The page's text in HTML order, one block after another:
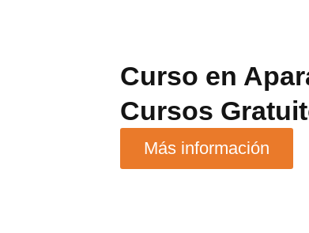
Curso en
Cursos
Más información